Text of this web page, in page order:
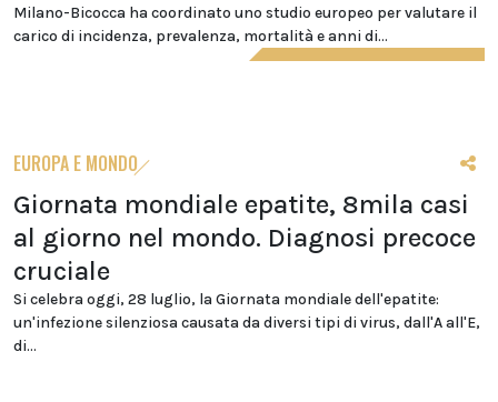
Milano-Bicocca ha coordinato uno studio europeo per valutare il
carico di incidenza, prevalenza, mortalità e anni di...
EUROPA E MONDO
Giornata mondiale epatite, 8mila casi
al giorno nel mondo. Diagnosi precoce
cruciale
Si celebra oggi, 28 luglio, la Giornata mondiale dell'epatite:
un'infezione silenziosa causata da diversi tipi di virus, dall'A all'E,
di...